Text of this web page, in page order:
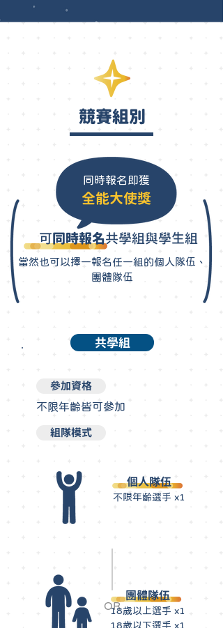
​競賽組別
當然也可以擇一報名任一組的個人隊伍、
團體隊伍
可同時報名共學組與學生組
同時報名即獲
全能大使獎
共學組
參加資格
不限年齡皆可參加
組隊模式
個人隊伍
不限年齡選手 x1
OR
團體隊伍
18歲以上選手 x1
18歲以下選手 x1